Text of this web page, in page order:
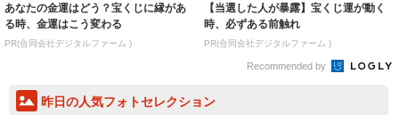
あなたの金運はどう？宝くじに縁があ
る時、金運はこう変わる
PR(合同会社デジタルファーム )
【当選した人が暴露】宝くじ運が動く
時、必ずある前触れ
PR(合同会社デジタルファーム )
Recommended by
昨日の人気フォトセレクション